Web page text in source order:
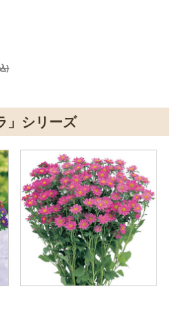
)
」シリーズ